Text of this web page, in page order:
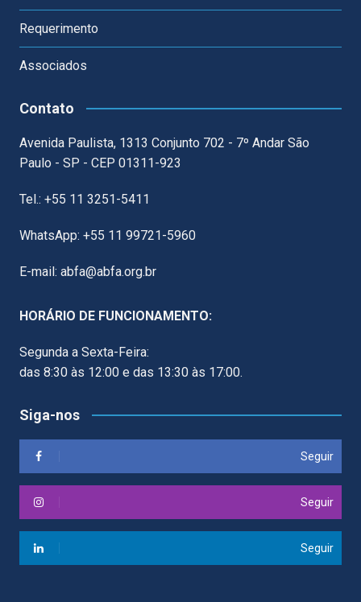
Requerimento
Associados
Contato
Avenida Paulista, 1313 Conjunto 702 - 7º Andar São
Paulo - SP - CEP 01311-923
Tel.: +55 11 3251-5411
WhatsApp: +55 11 99721-5960
E-mail: abfa@abfa.org.br
HORÁRIO DE FUNCIONAMENTO:
Segunda a Sexta-Feira:
das 8:30 às 12:00 e das 13:30 às 17:00.
Siga-nos
Seguir
Seguir
Seguir